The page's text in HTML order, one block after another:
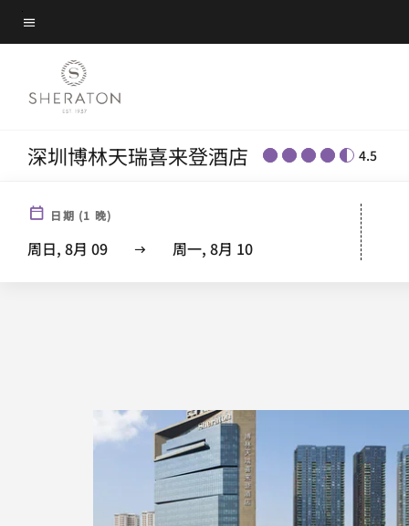
Skip
to
content
菜单文本
深圳博林天瑞喜来登酒店 4.5
日期 (1 晚)
周日, 8月 09 周一, 8月 10